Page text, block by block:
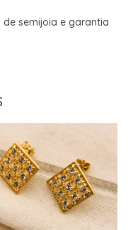
semijoia e garantia